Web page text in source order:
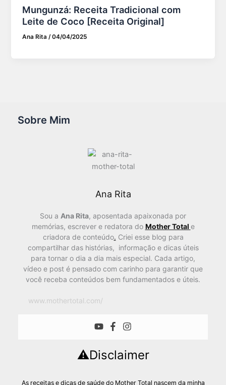
Mungunzá: Receita Tradicional com
Leite de Coco [Receita Original]
Ana Rita/04/04/2025
Sobre Mim
Ana Rita
Sou a Ana Rita, aposentada apaixonada por
memórias, escrever e redatora do Mother Total e
criadora de conteúdo. Criei esse blog para
compartilhar das histórias, informação e dicas úteis
para tornar o dia a dia mais especial. Cada artigo,
vídeo e post é pensado com carinho para garantir que
você receba conteúdos bem fundamentados e úteis.
www.mothertotal.com/
⚠️Disclaimer
As receitas e dicas de saúde do Mother Total nascem da minha